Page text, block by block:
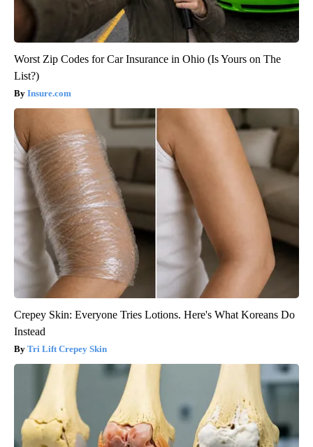
Worst Zip Codes for Car Insurance in Ohio (Is Yours on The
List?)
Insure.com
Crepey Skin: Everyone Tries Lotions. Here's What Koreans Do
Instead
Tri Lift Crepey Skin